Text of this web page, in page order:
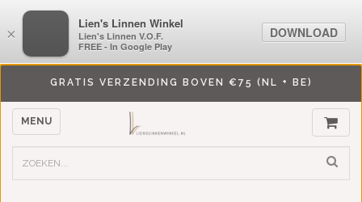
GRATIS VERZENDING BOVEN €75 (NL + BE)
MENU
×
LiensLinnenwinkel.nl
Lien's Linnen V.O.F.
FREE - In Google Play
DOWNLOAD
×
Lien's Linnen Winkel
Lien's Linnen V.O.F.
FREE - In Google Play
DOWNLOAD